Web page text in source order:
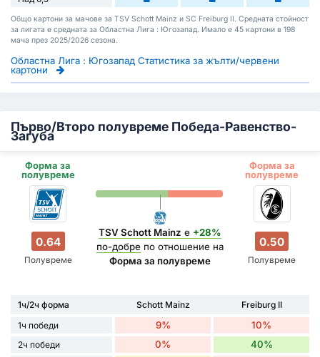
Общо картони за мачове за TSV Schott Mainz и SC Freiburg II. Средната стойност
за лигата е средната за Областна Лига : Югозапад. Имало е 45 картони в 198
мача през 2025/2026 сезона.
Областна Лига : Югозапад Статистика за жълти/червени
картони
Първо/Второ полувреме Победа-Равенство-
Загуба
Форма за
полувреме
Форма за
полувреме
0.64
Полувреме
TSV Schott Mainz е +28%
по-добрепо отношение на
Форма за полувреме
0.50
Полувреме
1ч/2ч форма Schott Mainz
Freiburg II
1ч победи
9% 10%
2ч победи 0% 40%